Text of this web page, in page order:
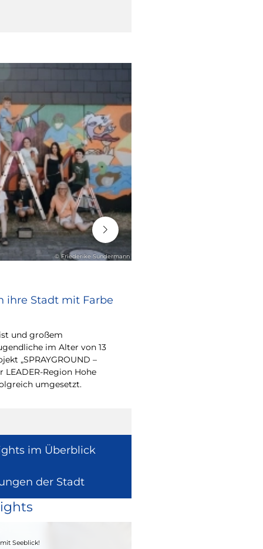
© Friederike Sundermann
ihre Stadt mit Farbe
und großem
im Alter von 13
„SPRAYGROUND –
Region Hohe
umgesetzt.
im Überblick
der Stadt
Seeblick!